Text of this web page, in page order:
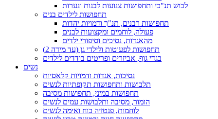
לבוש תנ"כי ותחפושות צנועות לבנות ונערות
תחפושות לילדים בנים
תחפושות רבנים, תנ"ך ודמויות יהדות
פעולה, לוחמים ומקצועות לבנים
מהאגדות, נסיכים וסיפורי ילדים
תחפושות לפעוטות ולילדי גן (עד מידה 2)
בגדי גוף, אביזרים ופריטים בודדים לילדים
נשים
נסיכות, אגדות ודמויות קלאסיות
תלבושות ותחפושות תקופתיות לנשים
תחפושות במיני, תחפושות מסיבה
הומור, מסיבה ותלבושות עמים לנשים
לוחמות, פנטזיה כוח ואימה לנשים